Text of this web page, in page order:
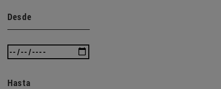
Desde
Hasta